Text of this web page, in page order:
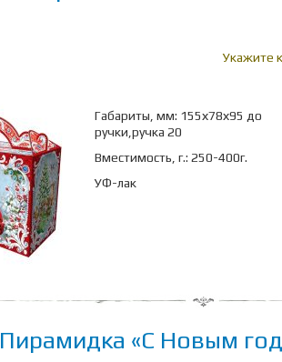
Укажите
Габариты, мм: 155х78х95 до
ручки,ручка 20
Вместимость, г.: 250-400г.
УФ-лак
Пирамидка «С Новым